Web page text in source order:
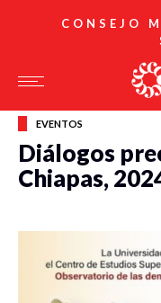
CONSEJO
EVENTOS
Diálogos
Chiapas,